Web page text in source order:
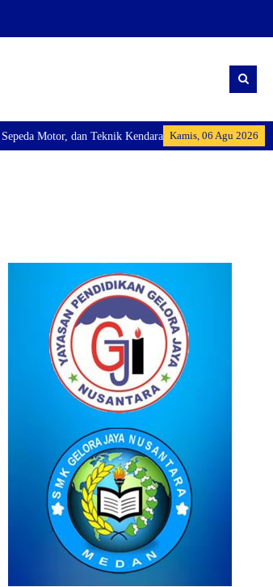
Kamis, 06 Agu 2026
dan Teknik Kendaraan Ringan Dan membuka